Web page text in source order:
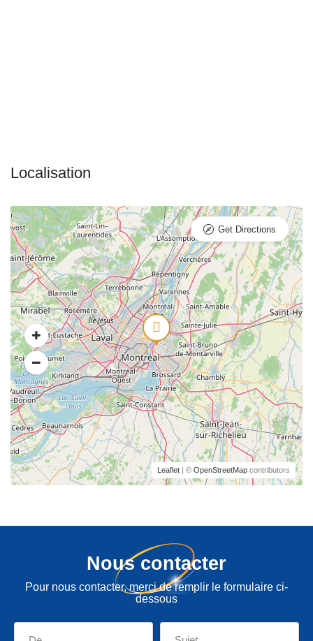
Leaflet | © OpenStreetMap contributors
Get Directions
Nous contacter
Pour nous contacter, merci de remplir le formulaire ci-
dessous